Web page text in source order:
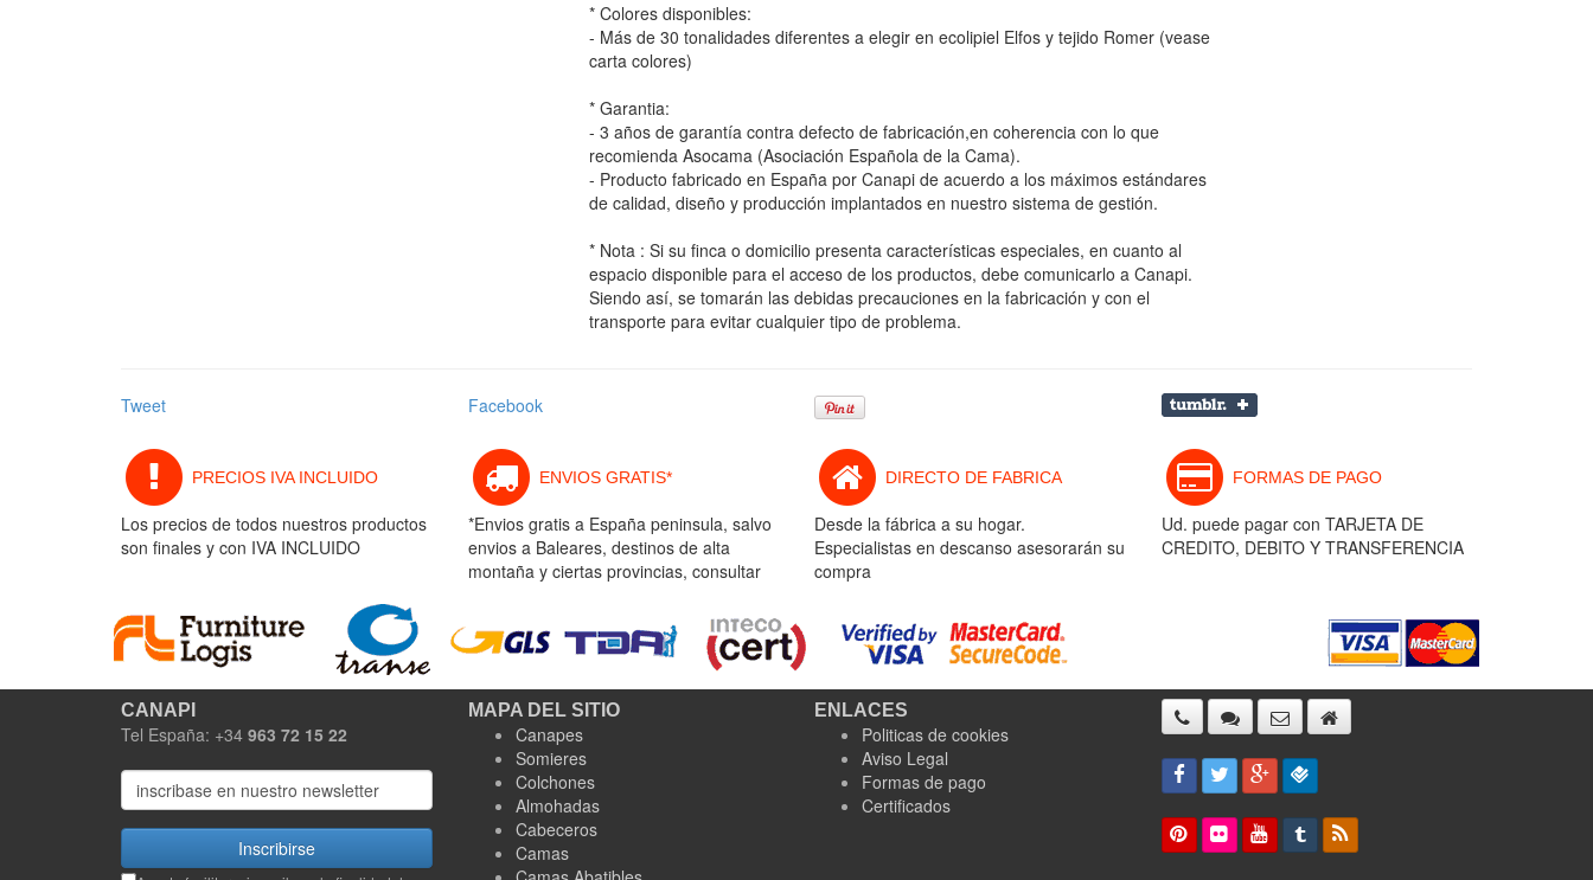
* Colores disponibles:
- Más de 30 tonalidades diferentes a elegir en ecolipiel Elfos y tejido Romer (vease
carta colores)
* Garantia:
- 3 años de garantía contra defecto de fabricación,en coherencia con lo que
recomienda Asocama (Asociación Española de la Cama).
- Producto fabricado en España por Canapi de acuerdo a los máximos estándares
de calidad, diseño y producción implantados en nuestro sistema de gestión.
* Nota : Si su finca o domicilio presenta características especiales, en cuanto al
espacio disponible para el acceso de los productos, debe comunicarlo a Canapi.
Siendo así, se tomarán las debidas precauciones en la fabricación y con el
transporte para evitar cualquier tipo de problema.
Tweet Facebook
PRECIOS IVA INCLUIDO
Los precios de todos nuestros productos
son finales y con IVA INCLUIDO
ENVIOS GRATIS*
*Envios gratis a España peninsula, salvo
envios a Baleares, destinos de alta
montaña y ciertas provincias, consultar
DIRECTO DE FABRICA
Desde la fábrica a su hogar.
Especialistas en descanso asesorarán su
compra
FORMAS DE PAGO
Ud. puede pagar con TARJETA DE
CREDITO, DEBITO Y TRANSFERENCIA
CANAPI
Tel España: +34 963 72 15 22
Inscribirse
MAPA DEL SITIO
Canapes
Somieres
Colchones
Almohadas
Cabeceros
Camas
ENLACES
Politicas de cookies
Aviso Legal
Formas de pago
Certificados